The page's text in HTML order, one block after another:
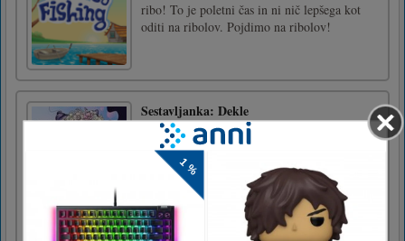
ribo! To je poletni čas in ni nič lepšega kot
oditi na ribolov. Pojdimo na ribolov!
Sestavljanka: Dekle
Zdaj imamo tradicionalno igro 2D
sestavljanke, imenovano Jigsaw Puzzle: Girl.
Vaša naloga je uskladiti vse dele tam, kjer bi
morali biti. Na voljo je pet velikosti
sestavljank, ki jih lahko preizkusite, lahko
začnete z 12 kosi, da najprej spoznate vzorec.
Uporabite namige, ko zai [...]